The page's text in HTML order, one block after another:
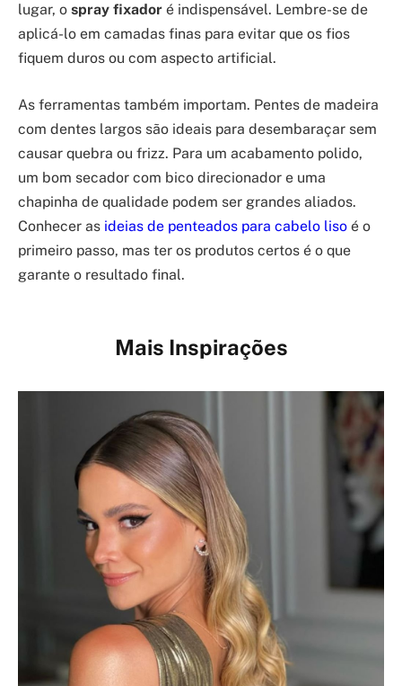
lugar, o spray fixador é indispensável. Lembre-se de
aplicá-lo em camadas finas para evitar que os fios
fiquem duros ou com aspecto artificial.
As ferramentas também importam. Pentes de madeira
com dentes largos são ideais para desembaraçar sem
causar quebra ou frizz. Para um acabamento polido,
um bom secador com bico direcionador e uma
chapinha de qualidade podem ser grandes aliados.
Conhecer as ideias de penteados para cabelo liso é o
primeiro passo, mas ter os produtos certos é o que
garante o resultado final.
Mais Inspirações